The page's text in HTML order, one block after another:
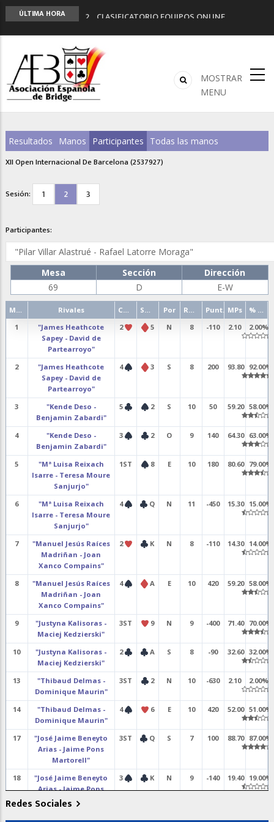
ÚLTIMA HORA
2º CLASIFICATORIO EQUIPOS ONLINE
ANUNCIATE EN NUESTRA REVISTA
NUEVA PROGRAMACIÓN TORNEOS FUNBRIDGE
LIGA 11ª
MOSTRAR
MENU
Resultados Manos Participantes Todas las manos
XII Open Internacional De Barcelona (2537927)
Sesión: 1 2 3
Participantes:
Mesa Sección
Dirección
69
D E-W
Rivales Por Punt. MPs
1
"James Heathcote
Sapey - David de
Partearroyo"
2 5 N 8 -110 2.10 2.00%
2
"James Heathcote
Sapey - David de
Partearroyo"
4 3 S 8 200 93.80 92.00%
3
"Kende Deso -
Benjamin Zabardi"
5 2 S 10 50 59.20 58.00%
4
"Kende Deso -
Benjamin Zabardi"
3 2 O 9 140 64.30 63.00%
5
"Mª Luisa Reixach
Isarre - Teresa Moure
Sanjurjo"
1ST 8 E 10 180 80.60 79.00%
6
"Mª Luisa Reixach
Isarre - Teresa Moure
Sanjurjo"
4 Q N 11 -450 15.30 15.00%
7
"Manuel Jesús Raíces
Madriñan - Joan
Xanco Compains"
2 K N 8 -110 14.30 14.00%
8
"Manuel Jesús Raíces
Madriñan - Joan
Xanco Compains"
4 A E 10 420 59.20 58.00%
9
"Justyna Kalisoras -
Maciej Kedzierski"
3ST 9 N 9 -400 71.40 70.00%
10
"Justyna Kalisoras -
Maciej Kedzierski"
2 A S 8 -90 32.60 32.00%
13
"Thibaud Delmas -
Dominique Maurin"
3ST 2 N 10 -630 2.10 2.00%
14
"Thibaud Delmas -
Dominique Maurin"
4 6 E 10 420 52.00 51.00%
17
"José Jaime Beneyto
Arias - Jaime Pons
Martorell"
3ST Q S 7 100 88.70 87.00%
18
"José Jaime Beneyto
Arias - Jaime Pons
Martorell"
3 K N 9 -140 19.40 19.00%
Redes Sociales